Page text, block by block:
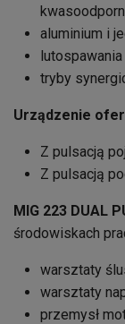
aluminium i
lutospawania
tryby
Urządzenie
Z pulsacją
Z pulsacją
MIG 223 DUAL
środowiskach
warsztaty
warsztaty
przemysł